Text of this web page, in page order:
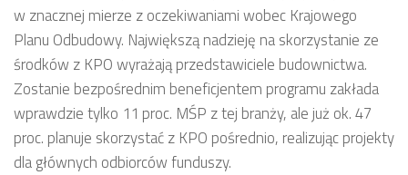
w znacznej mierze z oczekiwaniami wobec Krajowego
Planu Odbudowy. Największą nadzieję na skorzystanie ze
środków z KPO wyrażają przedstawiciele budownictwa.
Zostanie bezpośrednim beneficjentem programu zakłada
wprawdzie tylko 11 proc. MŚP z tej branży, ale już ok. 47
proc. planuje skorzystać z KPO pośrednio, realizując projekty
dla głównych odbiorców funduszy.